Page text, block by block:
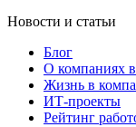
Новости и статьи
Блог
О компаниях
Жизнь в
ИТ-проекты
Рейтинг